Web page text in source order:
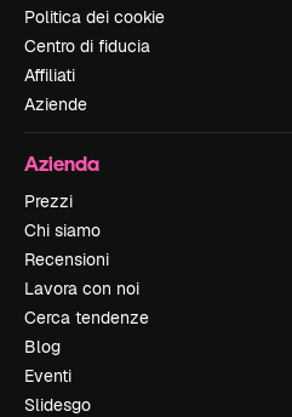
Politica dei cookie
Centro di fiducia
Affiliati
Aziende
Azienda
Prezzi
Chi siamo
Recensioni
Lavora con noi
Cerca tendenze
Blog
Eventi
Slidesgo